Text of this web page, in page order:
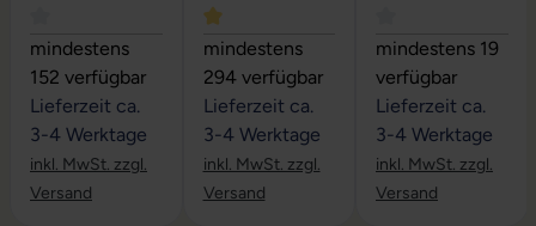
Durchschnittliche Bewertung von 4 von 5 Sternen
mindestens
152 verfügbar
Lieferzeit ca.
3-4 Werktage
inkl. MwSt. zzgl.
Versand
Durchschnittliche Bewertung von 5
mindestens
294 verfügbar
Lieferzeit ca.
3-4 Werktage
inkl. MwSt. zzgl.
Versand
Durchschnittliche
mindestens 19
verfügbar
Lieferzeit ca.
3-4 Werktage
inkl. MwSt. zzgl.
Versand